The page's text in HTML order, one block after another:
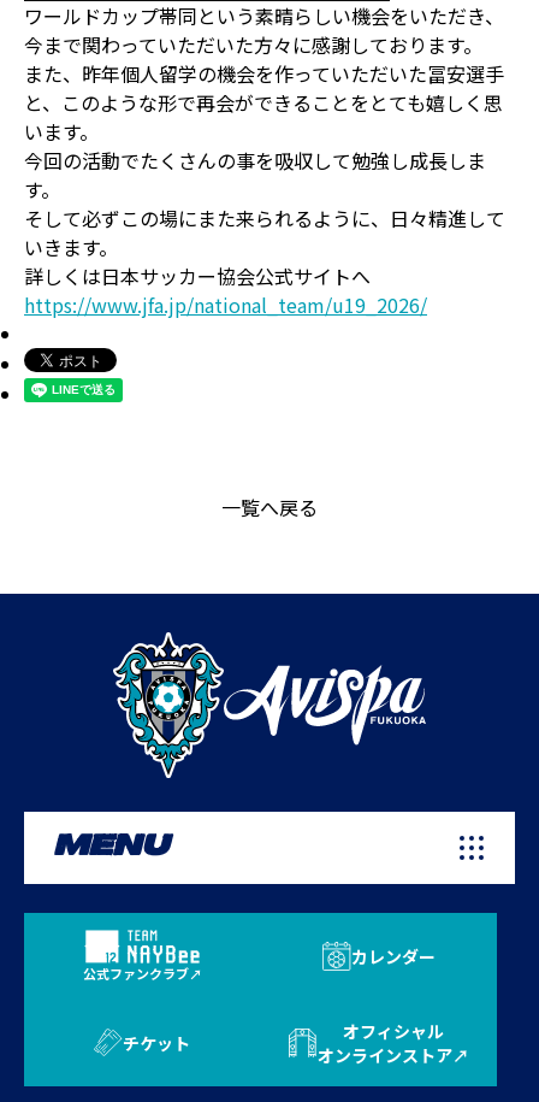
ワールドカップ帯同という素晴らしい機会をいただき、
今まで関わっていただいた方々に感謝しております。
また、昨年個人留学の機会を作っていただいた冨安選手
と、このような形で再会ができることをとても嬉しく思
います。
今回の活動でたくさんの事を吸収して勉強し成長しま
す。
そして必ずこの場にまた来られるように、日々精進して
いきます。
詳しくは日本サッカー協会公式サイトへ
https://www.jfa.jp/national_team/u19_2026/
一覧へ戻る
MENU
公式ファンクラブ
カレンダー
チケット
オフィシャル
オンラインストア